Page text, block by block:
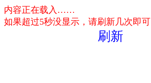
内容正在载入……
如果超过5秒没显示，请刷新几次即可
刷新